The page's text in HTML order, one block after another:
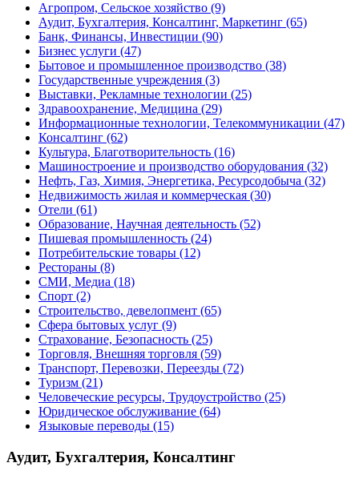
Агропром, Сельское хозяйство (9)
Аудит, Бухгалтерия, Консалтинг, Маркетинг (65)
Банк, Финансы, Инвестиции (90)
Бизнес услуги (47)
Бытовое и промышленное производство (38)
Государственные учреждения (3)
Выставки, Рекламные технологии (25)
Здравоохранение, Медицина (29)
Информационные технологии, Телекоммуникации (47)
Консалтинг (62)
Культура, Благотворительность (16)
Машиностроение и производство оборудования (32)
Нефть, Газ, Химия, Энергетика, Ресурсодобыча (32)
Недвижимость жилая и коммерческая (30)
Отели (61)
Образование, Научная деятельность (52)
Пишевая промышленность (24)
Потребительские товары (12)
Рестораны (8)
СМИ, Медиа (18)
Спорт (2)
Строительство, девелопмент (65)
Сфера бытовых услуг (9)
Страхование, Безопасность (25)
Торговля, Внешняя торговля (59)
Транспорт, Перевозки, Переезды (72)
Туризм (21)
Человеческие ресурсы, Трудоустройство (25)
Юридическое обслуживание (64)
Языковые переводы (15)
Аудит, Бухгалтерия, Консалтинг